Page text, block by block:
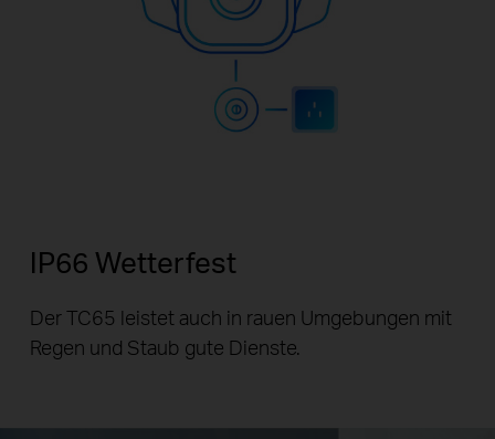
IP66 Wetterfest
Der TC65 leistet auch in rauen Umgebungen mit
Regen und Staub gute Dienste.